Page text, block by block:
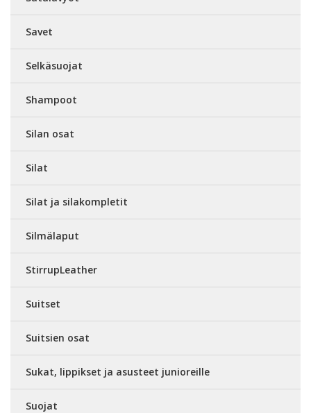
Savet
Selkäsuojat
Shampoot
Silan osat
Silat
Silat ja silakompletit
Silmälaput
StirrupLeather
Suitset
Suitsien osat
Sukat, lippikset ja asusteet junioreille
Suojat